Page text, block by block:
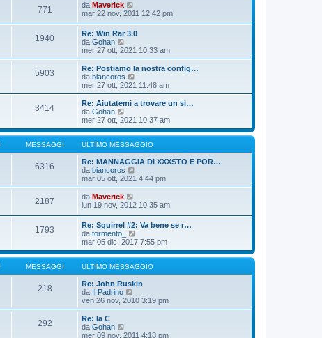
g
o
i
m
o
m
s
s
a
g
g
i
o
771 da Maverick
e
i
u
l
t
i
m
o
m
e
s
a
g
g
i
o
mar 22 nov, 2011 12:42 pm
1940
Re: Win Rar 3.0
da Gohan
e
d
i
u
l
m
o
m
e
s
s
a
g
g
i
mer 27 ott, 2021 10:33 am
5903
Re: Postiamo la nostra config…
da biancoros
e
d
i
i
m
o
m
s
g
g
i
o
mer 27 ott, 2021 11:48 am
3414
Re: Aiutatemi a trovare un si…
da Gohan
e
d
i
u
l
t
m
o
m
e
s
a
g
g
i
o
mer 27 ott, 2021 10:37 am
MESSAGGI ULTIMO MESSAGGIO
6316
Re: MANNAGGIA DI XXXSTO E POR…
da biancoros
e
d
u
t
i
o
m
e
s
s
a
g
i
mar 05 ott, 2021 4:44 pm
2187 da Maverick
e
i
u
l
t
i
m
o
m
e
s
s
a
lun 19 nov, 2012 10:35 am
1793
Re: Squirrel #2: Va bene se r…
da tormento_
e
d
i
u
l
t
m
o
s
mar 05 dic, 2017 7:55 pm
MESSAGGI ULTIMO MESSAGGIO
218
Re: John Ruskin
da Il Padrino
e
d
l
ven 26 nov, 2010 3:19 pm
292
Re: la C
da Gohan
e
mer 09 nov, 2011 4:18 pm